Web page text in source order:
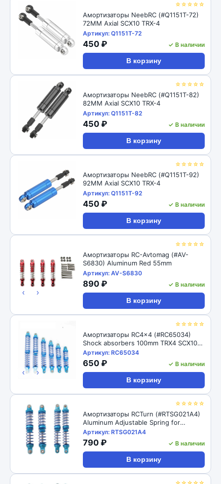
☆☆☆☆☆
Амортизаторы NeebRC (#Q1151T-72)
72MM Axial SCX10 TRX-4
Артикул: Q1151T-72
450 ₽ ✓ В наличии
В корзину
☆☆☆☆☆
Амортизаторы NeebRC (#Q1151T-82)
82MM Axial SCX10 TRX-4
Артикул: Q1151T-82
450 ₽ ✓ В наличии
В корзину
☆☆☆☆☆
Амортизаторы NeebRC (#Q1151T-92)
92MM Axial SCX10 TRX-4
Артикул: Q1151T-92
450 ₽ ✓ В наличии
В корзину
☆☆☆☆☆
‹ ›
Амортизаторы RC-Avtomag (#AV-
S6830) Aluminum Red 55mm
Артикул: AV-S6830
890 ₽ ✓ В наличии
В корзину
☆☆☆☆☆
‹ ›
Амортизаторы RC4x4 (#RC65034)
Shock absorbers 100mm TRX4 SCX10
D90 1/10
Артикул: RC65034
650 ₽ ✓ В наличии
В корзину
☆☆☆☆☆
Амортизаторы RCTurn (#RTSG021A4)
Aluminum Adjustable Spring for
Crawler - Black 1pair/set(2pcs)
100x15mm
Артикул: RTSG021A4
790 ₽ ✓ В наличии
В корзину